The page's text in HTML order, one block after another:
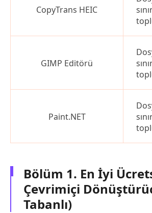
CopyTrans HEIC
GIMP Editörü
Paint.NET
Bölüm 1. En İyi
Çevrimiçi
Tabanlı)